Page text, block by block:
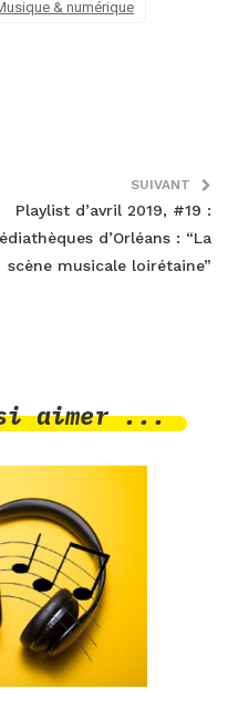
& numérique
SUIVANT
Playlist d’avril 2019, #19 :
d’Orléans : “La
scène musicale loirétaine”
aimer ...